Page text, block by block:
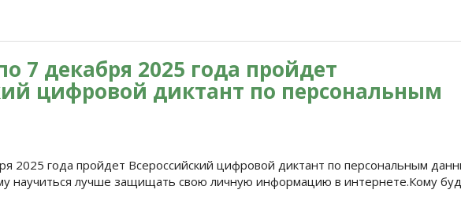
7 декабря 2025 года пройдет
цифровой диктант по персональным
2025 года пройдет Всероссийский цифровой диктант по персональным
научиться лучше защищать свою личную информацию в интернете.Кому